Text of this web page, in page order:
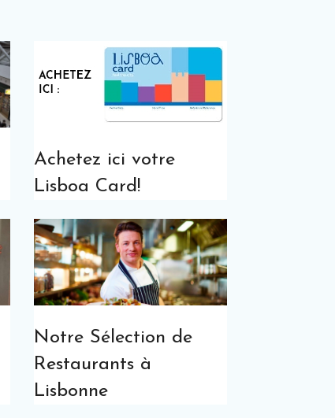
Achetez ici votre
Lisboa Card!
Notre Sélection de
Restaurants à
Lisbonne